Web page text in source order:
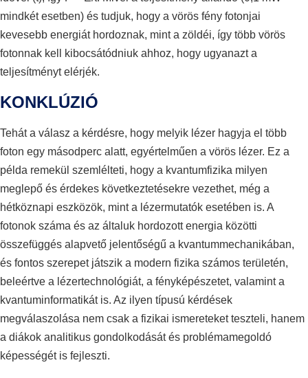
mindkét esetben) és tudjuk, hogy a vörös fény fotonjai
kevesebb energiát hordoznak, mint a zöldéi, így több vörös
fotonnak kell kibocsátódniuk ahhoz, hogy ugyanazt a
teljesítményt elérjék.
KONKLÚZIÓ
Tehát a válasz a kérdésre, hogy melyik lézer hagyja el több
foton egy másodperc alatt, egyértelműen a vörös lézer. Ez a
példa remekül szemlélteti, hogy a kvantumfizika milyen
meglepő és érdekes következtetésekre vezethet, még a
hétköznapi eszközök, mint a lézermutatók esetében is. A
fotonok száma és az általuk hordozott energia közötti
összefüggés alapvető jelentőségű a kvantummechanikában,
és fontos szerepet játszik a modern fizika számos területén,
beleértve a lézertechnológiát, a fényképészetet, valamint a
kvantuminformatikát is. Az ilyen típusú kérdések
megválaszolása nem csak a fizikai ismereteket teszteli, hanem
a diákok analitikus gondolkodását és problémamegoldó
képességét is fejleszti.